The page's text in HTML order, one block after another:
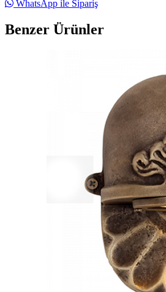
WhatsApp ile Sipariş
Benzer Ürünler